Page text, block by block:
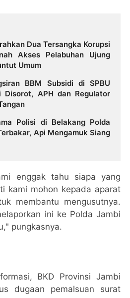
Dua Tersangka Korupsi
Akses Pelabuhan Ujung
Umum
BBM Subsidi di SPBU
Disorot, APH dan Regulator
Polisi di Belakang Polda
Api Mengamuk Siang
enggak tahu siapa yang
kami mohon kepada aparat
membantu mengusutnya.
ini ke Polda Jambi
pungkasnya.
BKD Provinsi Jambi
dugaan pemalsuan surat